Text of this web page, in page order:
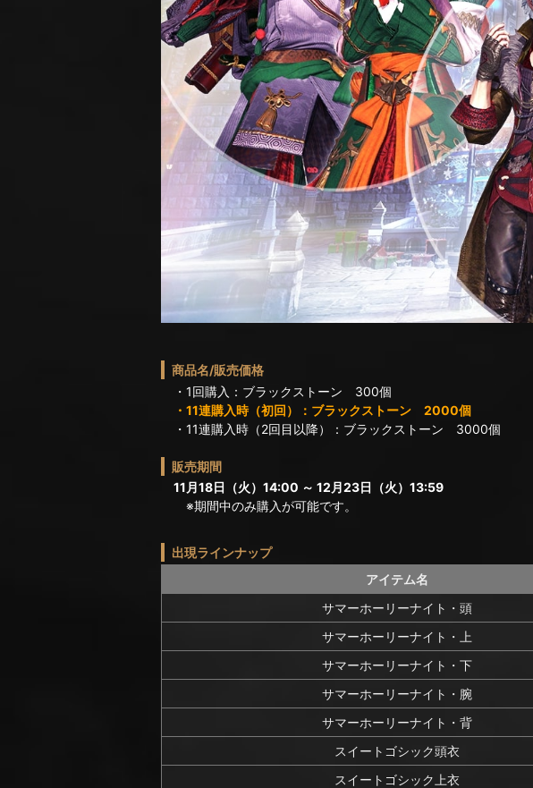
商品名/販売価格
・1回購入：ブラックストーン 300個
・11連購入時（初回）：ブラックストーン 2000個
・11連購入時（2回目以降）：ブラックストーン 3000個
販売期間
11月18日（火）14:00 ～ 12月23日（火）13:59
※期間中のみ購入が可能です。
出現ラインナップ
アイテム名
サマーホーリーナイト・頭
サマーホーリーナイト・上
サマーホーリーナイト・下
サマーホーリーナイト・腕
サマーホーリーナイト・背
スイートゴシック頭衣
スイートゴシック上衣